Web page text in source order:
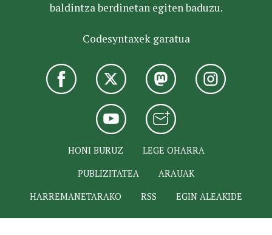
baldintza berdinetan egiten baduzu.
Codesyntaxek garatua
HONI BURUZ
LEGE OHARRA
PUBLIZITATEA
ARAUAK
HARREMANETARAKO
RSS EGIN ALEAKIDE